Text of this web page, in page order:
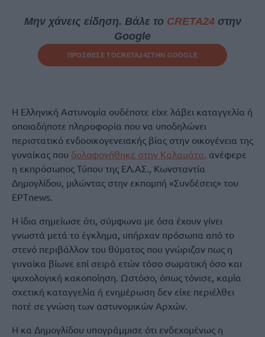
Μην χάνεις είδηση. Βάλε το CRETA24στην
Google
ΠΡΟΣΘΕΣΕ ΤΟCRETA24ΣΤΗΝ GOOGLE
Η Ελληνική Αστυνομία ουδέποτε είχε λάβει καταγγελία ή
οποιαδήποτε πληροφορία που να υποδηλώνει
περιστατικό ενδοοικογενειακής βίας στην οικογένεια της
γυναίκας που δολοφονήθηκε στην Καλαμάτα, ανέφερε
η εκπρόσωπος Τύπου της ΕΛ.ΑΣ., Κωνσταντία
Δημογλίδου, μιλώντας στην εκπομπή «Συνδέσεις» του
ΕΡΤnews.
Η ίδια σημείωσε ότι, σύμφωνα με όσα έχουν γίνει
γνωστά μετά το έγκλημα, υπήρχαν πρόσωπα από το
στενό περιβάλλον του θύματος που γνώριζαν πως η
γυναίκα βίωνε επί σειρά ετών τόσο σωματική όσο και
ψυχολογική κακοποίηση. Ωστόσο, όπως τόνισε, καμία
σχετική καταγγελία ή ενημέρωση δεν είχε περιέλθει
ποτέ σε γνώση των αστυνομικών Αρχών.
Η κα Δημογλίδου υπογράμμισε ότι ενδεχομένως η